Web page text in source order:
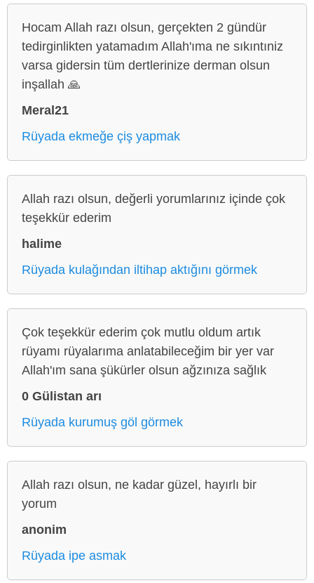
Hocam Allah razı olsun, gerçekten 2 gündür
tedirginlikten yatamadım Allah'ıma ne sıkıntıniz
varsa gidersin tüm dertlerinize derman olsun
inşallah 🙏
Meral21
Rüyada ekmeğe çiş yapmak
Allah razı olsun, değerli yorumlarınız içinde çok
teşekkür ederim
halime
Rüyada kulağından iltihap aktığını görmek
Çok teşekkür ederim çok mutlu oldum artık
rüyamı rüyalarıma anlatabileceğim bir yer var
Allah'ım sana şükürler olsun ağzınıza sağlık
0 Gülistan arı
Rüyada kurumuş göl görmek
Allah razı olsun, ne kadar güzel, hayırlı bir
yorum
anonim
Rüyada ipe asmak